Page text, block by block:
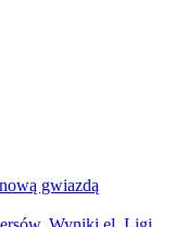
gwiazdą